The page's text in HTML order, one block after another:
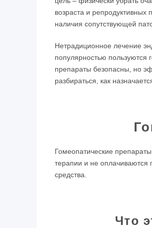
возраста и репродуктивных
наличия сопутствующей
Нетрадиционное лечение
популярностью пользуются
препараты безопасны, но
разбираться, как
Гомеопатические
терапии и не оплачиваются
средства.
Что